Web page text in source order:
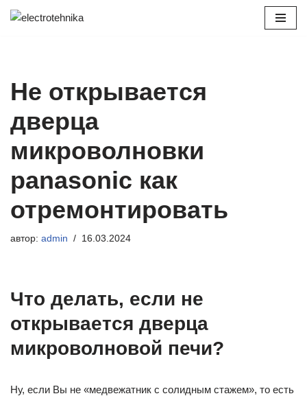
Не открывается
дверца
микроволновки
panasonic как
отремонтировать
автор: admin 16.03.2024
Что делать, если не
открывается дверца
микроволновой печи?
Ну, если Вы не «медвежатник с солидным стажем», то есть